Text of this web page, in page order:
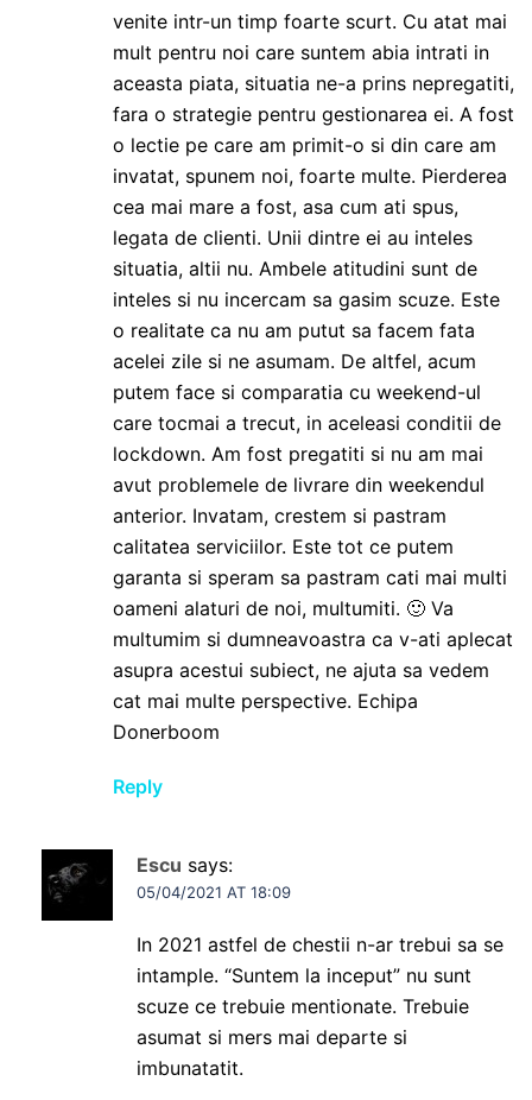
venite intr-un timp foarte scurt. Cu atat mai
mult pentru noi care suntem abia intrati in
aceasta piata, situatia ne-a prins nepregatiti,
fara o strategie pentru gestionarea ei. A fost
o lectie pe care am primit-o si din care am
invatat, spunem noi, foarte multe. Pierderea
cea mai mare a fost, asa cum ati spus,
legata de clienti. Unii dintre ei au inteles
situatia, altii nu. Ambele atitudini sunt de
inteles si nu incercam sa gasim scuze. Este
o realitate ca nu am putut sa facem fata
acelei zile si ne asumam. De altfel, acum
putem face si comparatia cu weekend-ul
care tocmai a trecut, in aceleasi conditii de
lockdown. Am fost pregatiti si nu am mai
avut problemele de livrare din weekendul
anterior. Invatam, crestem si pastram
calitatea serviciilor. Este tot ce putem
garanta si speram sa pastram cati mai multi
oameni alaturi de noi, multumiti. 🙂 Va
multumim si dumneavoastra ca v-ati aplecat
asupra acestui subiect, ne ajuta sa vedem
cat mai multe perspective. Echipa
Donerboom
Reply
Escu says:
05/04/2021 AT 18:09
In 2021 astfel de chestii n-ar trebui sa se
intample. “Suntem la inceput” nu sunt
scuze ce trebuie mentionate. Trebuie
asumat si mers mai departe si
imbunatatit.